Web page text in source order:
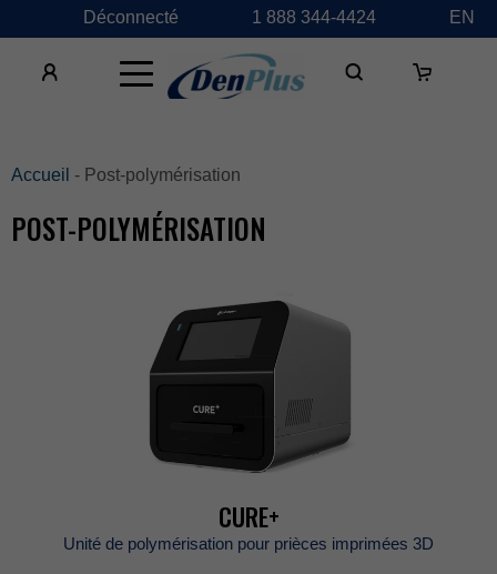
Déconnecté 1888344-4424 EN
×
Accueil -Post-polymérisation
POST-POLYMÉRISATION
CURE+
Unitédepolymérisationpourpriècesimprimées3D